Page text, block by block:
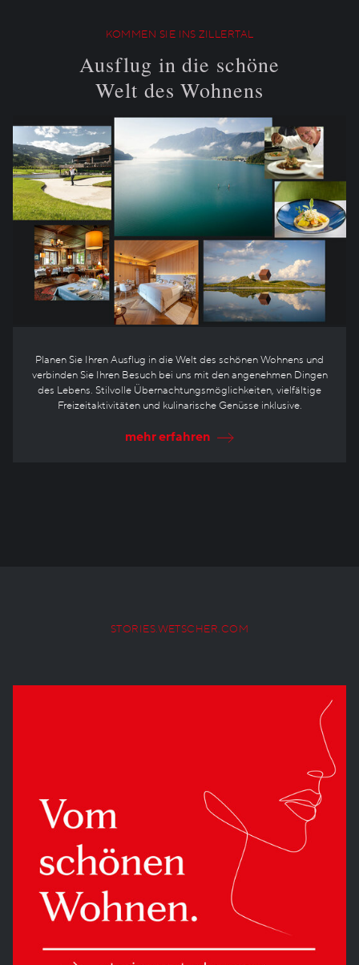
KOMMEN SIE INS ZILLERTAL
Ausflug in die schöne
Welt des Wohnens
Planen Sie Ihren Ausflug in die Welt des schönen Wohnens und
verbinden Sie Ihren Besuch bei uns mit den angenehmen Dingen
des Lebens. Stilvolle Übernachtungsmöglichkeiten, vielfältige
Freizeitaktivitäten und kulinarische Genüsse inklusive.
mehr erfahren
STORIES.WETSCHER.COM